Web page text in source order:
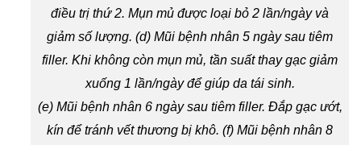
điều trị thứ 2. Mụn mủ được loại bỏ 2 lần/ngày và
giảm số lượng. (d) Mũi bệnh nhân 5 ngày sau tiêm
filler. Khi không còn mụn mủ, tần suất thay gạc giảm
xuống 1 lần/ngày để giúp da tái sinh.
(e) Mũi bệnh nhân 6 ngày sau tiêm filler. Đắp gạc ướt,
kín để tránh vết thương bị khô. (f) Mũi bệnh nhân 8